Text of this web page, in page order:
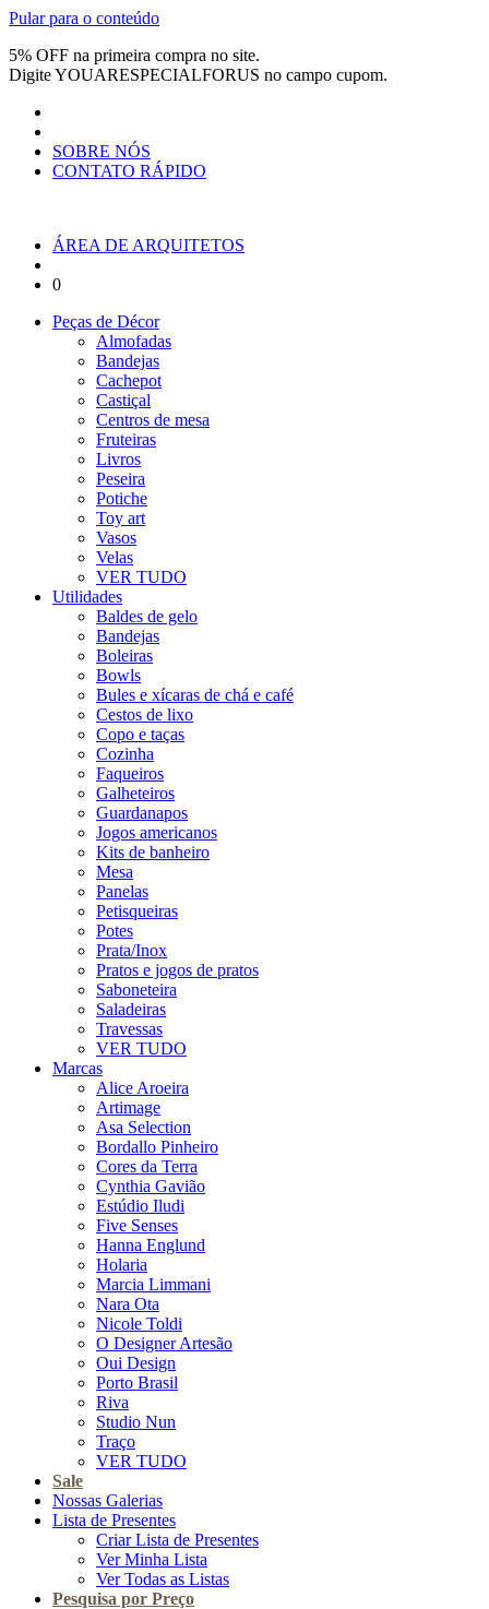
Pular para o conteúdo
5% OFF na primeira compra no site.
DigiteYOUARESPECIALFORUS no campo cupom.
SOBRE NÓS
CONTATO RÁPIDO
ÁREA DE ARQUITETOS
0
Peças de Décor
Almofadas
Bandejas
Cachepot
Castiçal
Centros de mesa
Fruteiras
Livros
Peseira
Potiche
Toy art
Vasos
Velas
VER TUDO
Utilidades
Baldes de gelo
Bandejas
Boleiras
Bowls
Bules e xícaras de chá e café
Cestos de lixo
Copo e taças
Cozinha
Faqueiros
Galheteiros
Guardanapos
Jogos americanos
Kits de banheiro
Mesa
Panelas
Petisqueiras
Potes
Prata/Inox
Pratos e jogos de pratos
Saboneteira
Saladeiras
Travessas
VER TUDO
Marcas
Alice Aroeira
Artimage
Asa Selection
Bordallo Pinheiro
Cores da Terra
Cynthia Gavião
Estúdio Iludi
Five Senses
Hanna Englund
Holaria
Marcia Limmani
Nara Ota
Nicole Toldi
O Designer Artesão
Oui Design
Porto Brasil
Riva
Studio Nun
Traço
VER TUDO
Sale
Nossas Galerias
Lista de Presentes
Criar Lista de Presentes
Ver Minha Lista
Ver Todas as Listas
Pesquisa por Preço